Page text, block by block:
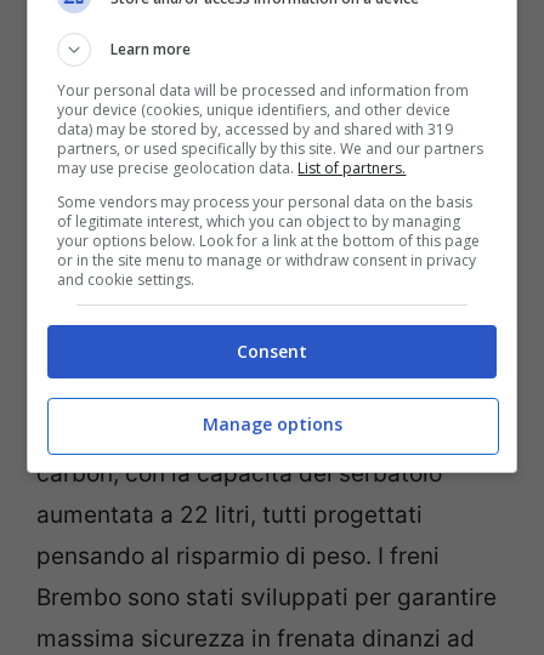
WorldSBK
LaR1 GYTR VR46vanta caratteristiche
uniche che derivano direttamente dallo
sviluppo della superbike di Yamaha, che
ha aiutato Yamaha a raggiungere la Triple
Crown WorldSBK 2021. Un regalo speciale
che la leggenda di Tavullia avrà presto
occasione di godere al circuito di Misano.
Tra le peculiarità un nuovo kit carena in
fibra di carbonio e telaietto posteriore full
carbon, con la capacità del serbatoio
aumentata a 22 litri, tutti progettati
pensando al risparmio di peso. I freni
Brembo sono stati sviluppati per garantire
massima sicurezza in frenata dinanzi ad
Learn more
Your personal data will be processed and information from
your device (cookies, unique identifiers, and other device
data) may be stored by, accessed by and shared with 319
partners, or used specifically by this site. We and our partners
may use precise geolocation data. List of partners.
Some vendors may process your personal data on the basis
of legitimate interest, which you can object to by managing
your options below. Look for a link at the bottom of this page
or in the site menu to manage or withdraw consent in privacy
and cookie settings.
Consent
Manage options